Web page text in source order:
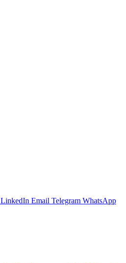
LinkedIn Email Telegram WhatsApp